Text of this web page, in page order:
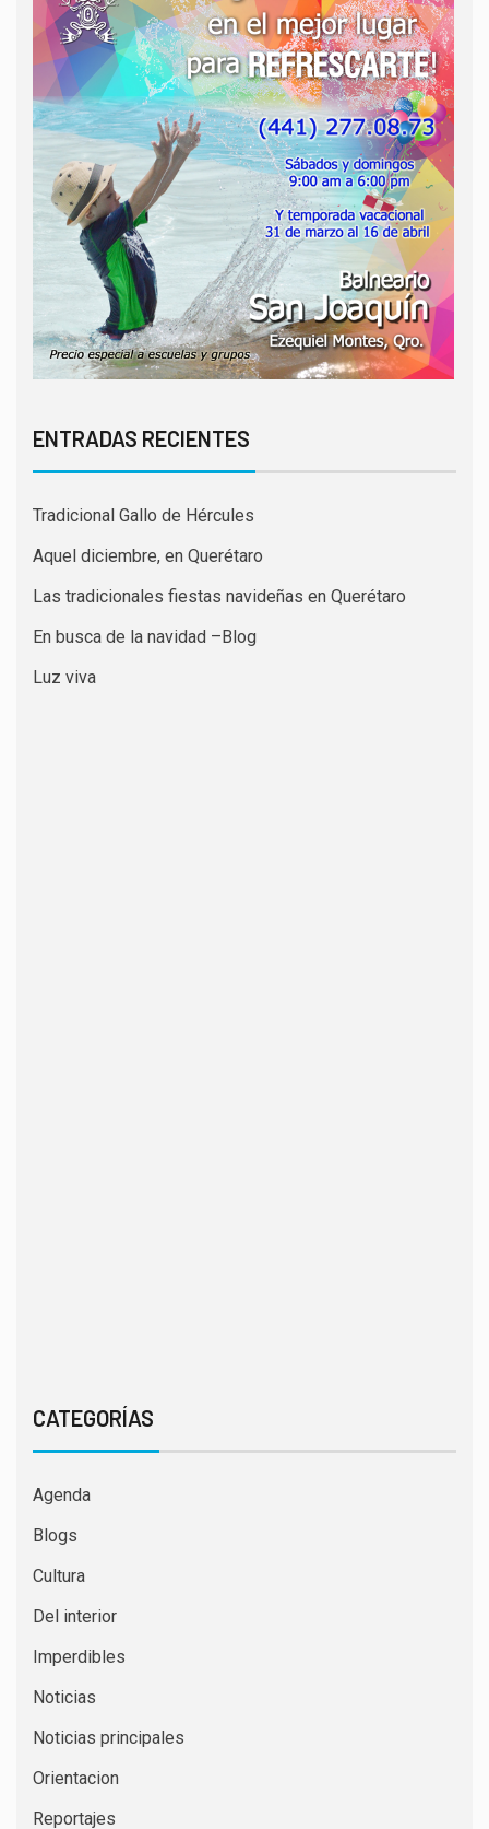
ENTRADAS RECIENTES
Tradicional Gallo de Hércules
Aquel diciembre, en Querétaro
Las tradicionales fiestas navideñas en Querétaro
En busca de la navidad –Blog
Luz viva
CATEGORÍAS
Agenda
Blogs
Cultura
Del interior
Imperdibles
Noticias
Noticias principales
Orientacion
Reportajes